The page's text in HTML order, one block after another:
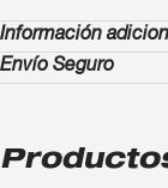
Información
Envío Seguro